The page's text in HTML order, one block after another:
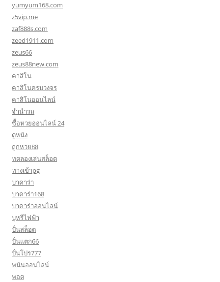
yumyum168.com
z5vip.me
zaf888s.com
zeed1911.com
zeus66
zeus88new.com
คาสิโน
คาสิโนครบวงจร
คาสิโนออนไลน์
จำนำรถ
ซื้อหวยออนไลน์ 24
ดูหนัง
ถูกหวย88
ทดลองเล่นสล็อต
ทางเข้าpg
บาคาร่า
บาคาร่า168
บาคาร่าออนไลน์
บุหรีไฟฟ้า
ปั่นสล็อต
ปั่นแตก66
ปั่นโปร777
พนันออนไลน์
พอต